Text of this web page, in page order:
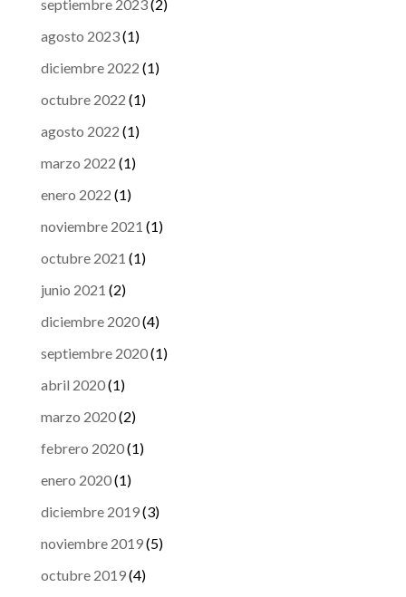
septiembre 2023(2)
agosto 2023(1)
diciembre 2022 (1)
octubre 2022 (1)
agosto 2022 (1)
marzo 2022 (1)
enero 2022 (1)
noviembre 2021 (1)
octubre 2021 (1)
junio 2021 (2)
diciembre 2020(4)
septiembre 2020(1)
abril 2020(1)
marzo 2020(2)
febrero 2020(1)
enero 2020(1)
diciembre 2019(3)
noviembre 2019(5)
octubre 2019(4)